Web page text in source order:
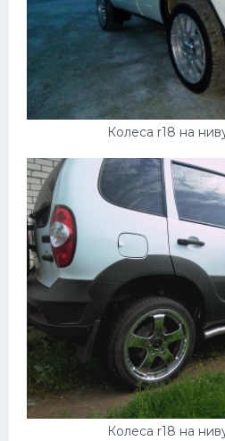
Колеса r18 на
Колеса r18 на